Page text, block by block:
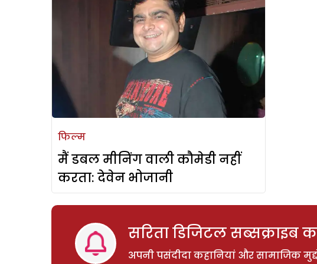
फिल्म
मैं डबल मीनिंग वाली कौमेडी नहीं
करता: देवेन भोजानी
सरिता डिजिटल सब्सक्राइब
अपनी पसंदीदा कहानियां और सामाजिक